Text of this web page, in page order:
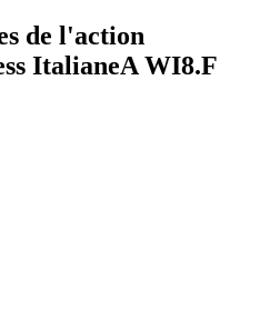
de l'action
ItalianeA WI8.F